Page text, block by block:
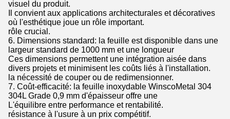
visuel du produit.
Il convient aux applications architecturales et décoratives
où l'esthétique joue un rôle important.
rôle crucial.
6. Dimensions standard: la feuille est disponible dans une
largeur standard de 1000 mm et une longueur
Ces dimensions permettent une intégration aisée dans
divers projets et minimisent les coûts liés à l'installation.
la nécessité de couper ou de redimensionner.
7. Coût-efficacité: la feuille inoxydable WinscoMetal 304
304L Grade 0,9 mm d'épaisseur offre une
L'équilibre entre performance et rentabilité.
résistance à l'usure à un prix compétitif.